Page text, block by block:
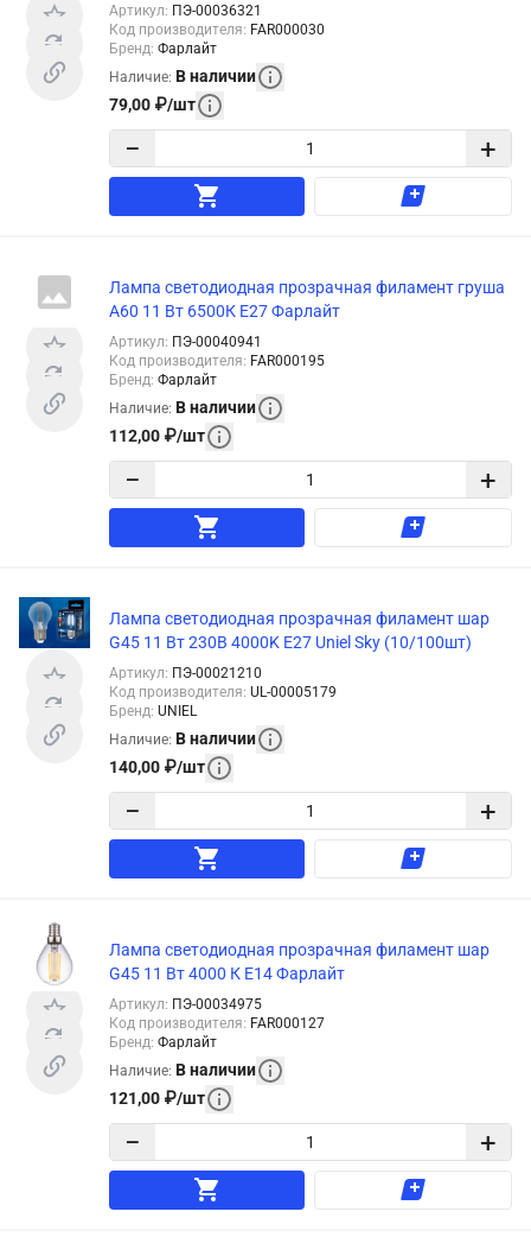
Артикул: ПЭ-00036321
Код производителя: FAR000030
Бренд: Фарлайт
Наличие: В наличии
79,00 ₽/шт
− +
Лампа светодиодная прозрачная филамент груша
А60 11 Вт 6500К Е27 Фарлайт
Артикул: ПЭ-00040941
Код производителя: FAR000195
Бренд: Фарлайт
Наличие: В наличии
112,00 ₽/шт
− +
Лампа светодиодная прозрачная филамент шар
G45 11 Вт 230В 4000K E27 Uniel Sky (10/100шт)
Артикул: ПЭ-00021210
Код производителя: UL-00005179
Бренд: UNIEL
Наличие: В наличии
140,00 ₽/шт
− +
Лампа светодиодная прозрачная филамент шар
G45 11 Вт 4000 К Е14 Фарлайт
Артикул: ПЭ-00034975
Код производителя: FAR000127
Бренд: Фарлайт
Наличие: В наличии
121,00 ₽/шт
− +